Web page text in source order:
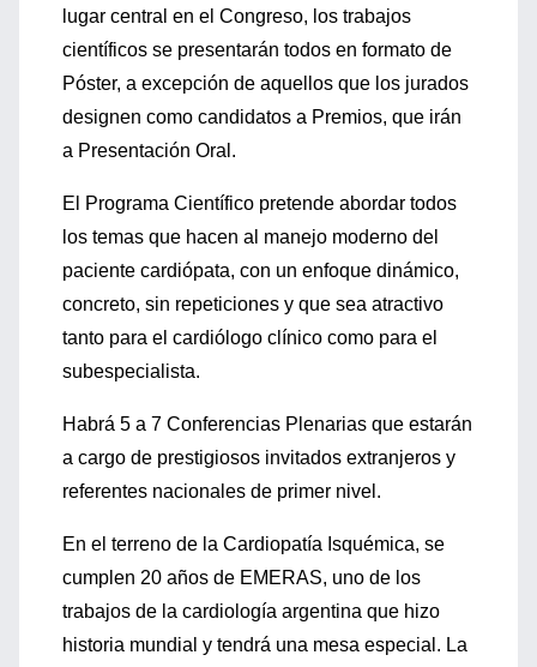
lugar central en el Congreso, los trabajos
científicos se presentarán todos en formato de
Póster, a excepción de aquellos que los jurados
designen como candidatos a Premios, que irán
a Presentación Oral.
El Programa Científico pretende abordar todos
los temas que hacen al manejo moderno del
paciente cardiópata, con un enfoque dinámico,
concreto, sin repeticiones y que sea atractivo
tanto para el cardiólogo clínico como para el
subespecialista.
Habrá 5 a 7 Conferencias Plenarias que estarán
a cargo de prestigiosos invitados extranjeros y
referentes nacionales de primer nivel.
En el terreno de la Cardiopatía Isquémica, se
cumplen 20 años de EMERAS, uno de los
trabajos de la cardiología argentina que hizo
historia mundial y tendrá una mesa especial. La